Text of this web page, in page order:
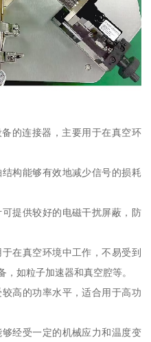
的连接器，主要用于在真空环
构能够有效地减少信号的损耗
提供较好的电磁干扰屏蔽，防
在真空环境中工作，不易受到
如粒子加速器和真空腔等。
高的功率水平，适合用于高功
经受一定的机械应力和温度变